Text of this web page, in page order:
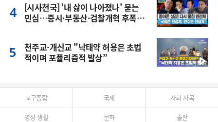
[시사천국] '내 삶이 나아졌나' 묻는
민심…증시·부동산·검찰개혁 후폭
천주교·개신교 "낙태약 허용은 초법
적이며 포퓰리즘적 발상”
교구종합 국제 사회 사목
영성 생활 문화 출판